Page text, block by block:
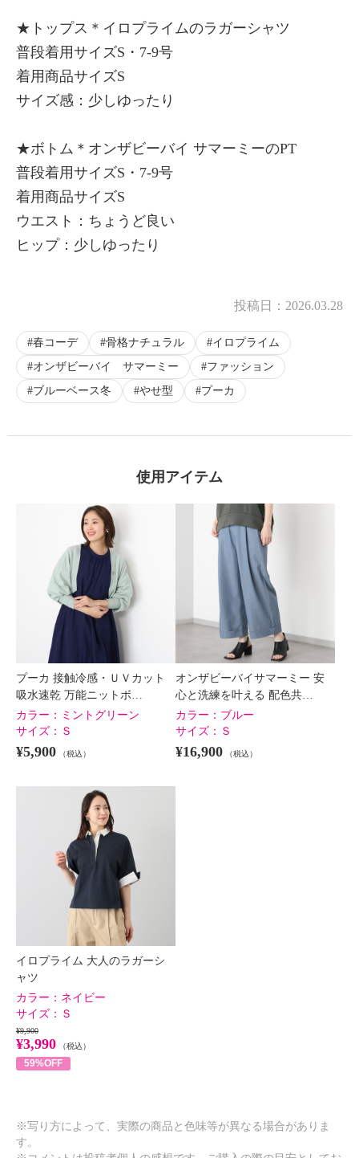
★トップス＊イロプライムのラガーシャツ
普段着用サイズS・7-9号
着用商品サイズS
サイズ感：少しゆったり
★ボトム＊オンザビーバイ サマーミーのPT
普段着用サイズS・7-9号
着用商品サイズS
ウエスト：ちょうど良い
ヒップ：少しゆったり
投稿日： 2026.03.28
春コーデ 骨格ナチュラル
イロプライム
オンザビーバイ サマーミー
ファッション
ブルーベース冬
やせ型 プーカ
使用アイテム
プーカ 接触冷感・ＵＶカット
吸水速乾 万能ニットボ…
カラー： ミントグリーン
サイズ： Ｓ
¥5,900 （税込）
オンザビーバイサマーミー 安
心と洗練を叶える 配色共…
カラー： ブルー
サイズ： Ｓ
¥16,900 （税込）
イロプライム 大人のラガーシ
ャツ
カラー： ネイビー
サイズ： Ｓ
¥9,900
¥3,990 （税込）
59%OFF
※写り方によって、実際の商品と色味等が異なる場合がありま
す。